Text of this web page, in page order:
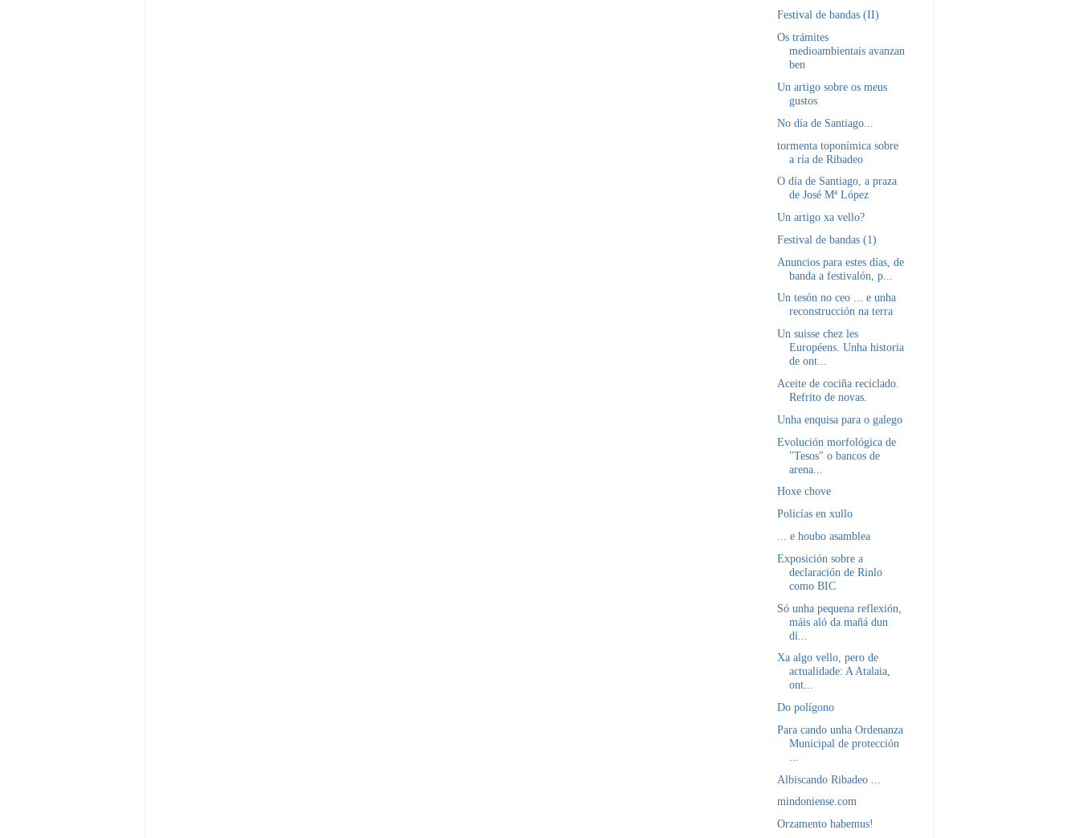
Festival de bandas (II)
Os trámites
medioambientais avanzan
ben
Un artigo sobre os meus
gustos
No día de Santiago...
tormenta toponímica sobre
a ría de Ribadeo
O día de Santiago, a praza
de José Mª López
Un artigo xa vello?
Festival de bandas (1)
Anuncios para estes días, de
banda a festivalón, p...
Un tesón no ceo ... e unha
reconstrucción na terra
Un suisse chez les
Européens. Unha historia
de ont...
Aceite de cociña reciclado.
Refrito de novas.
Unha enquisa para o galego
Evolución morfológica de
"Tesos" o bancos de
arena...
Hoxe chove
Policías en xullo
... e houbo asamblea
Exposición sobre a
declaración de Rinlo
como BIC
Só unha pequena reflexión,
máis aló da mañá dun
dí...
Xa algo vello, pero de
actualidade: A Atalaia,
ont...
Do polígono
Para cando unha Ordenanza
Municipal de protección
Albiscando Ribadeo ...
mindoniense.com
Orzamento habemus!